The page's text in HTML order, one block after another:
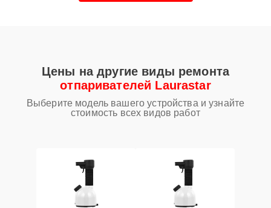
Цены на другие виды ремонта
отпаривателей Laurastar
Выберите модель вашего устройства и узнайте
стоимость всех видов работ